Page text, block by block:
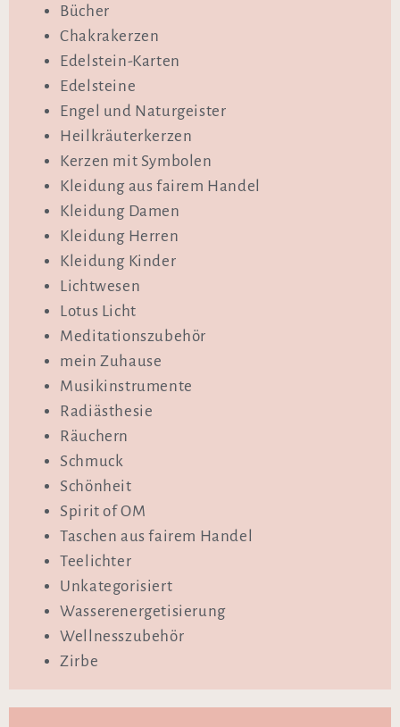
Bücher
Chakrakerzen
Edelstein-Karten
Edelsteine
Engel und Naturgeister
Heilkräuterkerzen
Kerzen mit Symbolen
Kleidung aus fairem Handel
Kleidung Damen
Kleidung Herren
Kleidung Kinder
Lichtwesen
Lotus Licht
Meditationszubehör
mein Zuhause
Musikinstrumente
Radiästhesie
Räuchern
Schmuck
Schönheit
Spirit of OM
Taschen aus fairem Handel
Teelichter
Unkategorisiert
Wasserenergetisierung
Wellnesszubehör
Zirbe